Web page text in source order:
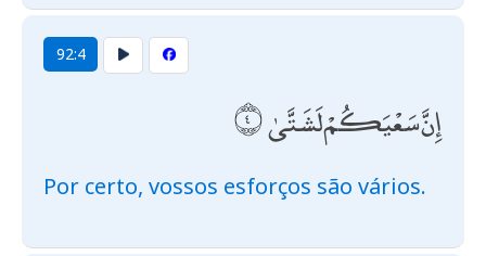
92:4
إِنَّ سَعْيَكُمْ لَشَتَّىٰ
Por certo, vossos esforços são vários.